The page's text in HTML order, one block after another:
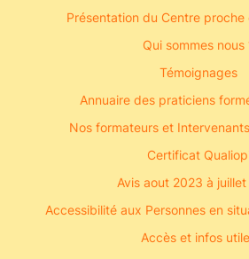
Présentation du Centre
Qui sommes nous
Témoignages
Annuaire des praticiens
Nos formateurs et
Certificat
Avis aout 2023 à
Accessibilité aux Personnes en
Accès et infos